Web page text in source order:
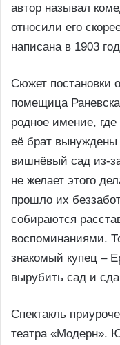
автор называл
относили его
написана в 1903
Сюжет постановки
помещица
родное имение,
её брат
вишнёвый сад из-
не желает этого
прошло их
собираются
воспоминаниями.
знакомый купец –
вырубить сад и
Спектакль
театра «Модерн».